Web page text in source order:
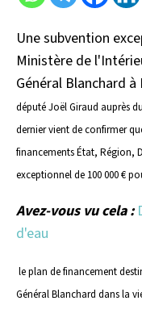
Une subvention
Ministère de
Général Blanchard à
député Joël Giraud auprès
dernier vient de confirmer
financements État, Région,
exceptionnel de 100 000 €
Avez-vous vu cela :
d'eau
le plan de financement
Général Blanchard dans la